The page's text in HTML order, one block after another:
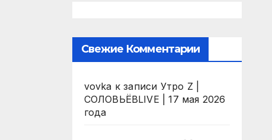
Свежие Комментарии
vovka к записи Утро Z |
СОЛОВЬЁВLIVE | 17 мая 2026
года